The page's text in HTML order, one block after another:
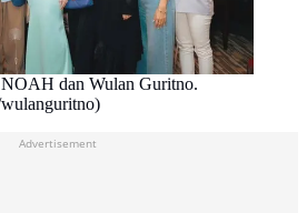
dan Wulan Guritno.
Advertisement